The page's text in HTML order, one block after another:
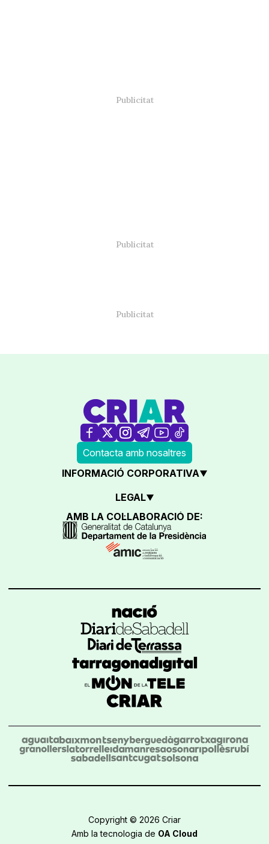
Contacta amb nosaltres
INFORMACIÓ CORPORATIVA
LEGAL
AMB LA COL·LABORACIÓ DE:
Copyright © 2026 Criar
Amb la tecnologia de OA Cloud